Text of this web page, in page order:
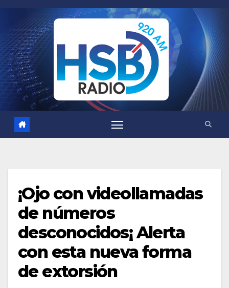
contenido
¡Ojo con videollamadas
de números
desconocidos¡ Alerta
con esta nueva forma
de extorsión